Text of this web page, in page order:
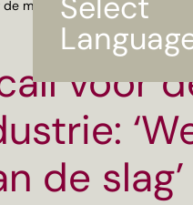
media-industrie: ‘We moeten
voor
de slag’